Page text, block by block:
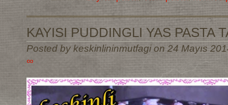
KAYISI PUDDINGLI YAS PASTA
Posted by keskinlininmutfagi on 24 Mayıs
∞